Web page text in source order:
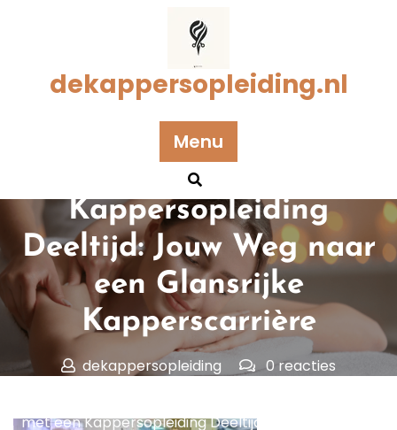
dekappersopleiding.nl
Menu
Geplaatst op 27 december 2024
Flexibel leren met een
Kappersopleiding
Deeltijd: Jouw Weg naar
een Glansrijke
Kapperscarrière
dekappersopleiding
0 reacties
met een Kappersopleiding Deeltijd: Jouw Weg naar